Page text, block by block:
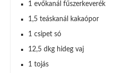
1 evőkanál fűszerkeverék
1,5 teáskanál kakaópor
1 csipet só
12,5 dkg hideg vaj
1 tojás